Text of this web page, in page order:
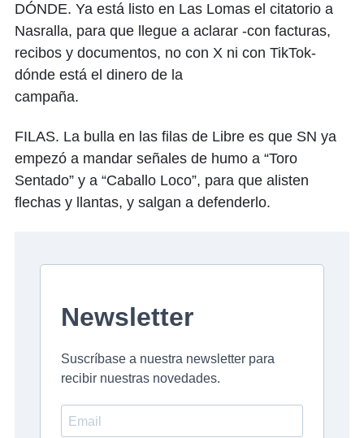
DÓNDE. Ya está listo en Las Lomas el citatorio a
Nasralla, para que llegue a aclarar -con facturas,
recibos y documentos, no con X ni con TikTok-
dónde está el dinero de la
campaña.
FILAS. La bulla en las filas de Libre es que SN ya
empezó a mandar señales de humo a “Toro
Sentado” y a “Caballo Loco”, para que alisten
flechas y llantas, y salgan a defenderlo.